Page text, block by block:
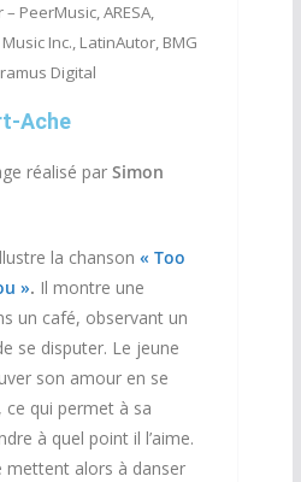
PeerMusic, ARESA,
Inc., LatinAutor, BMG
Digital
Ache
réalisé par Simon
la chanson « Too
». Il montre une
un café, observant un
se disputer. Le jeune
son amour en se
qui permet à sa
à quel point il l’aime.
mettent alors à danser